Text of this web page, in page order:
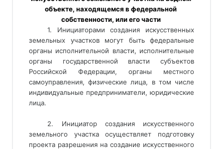
объекте, находящемся в федеральной
собственности, или его части
1. Инициаторами создания искусственных
земельных участков могут быть федеральные
органы исполнительной власти, исполнительные
органы государственной власти субъектов
Российской Федерации, органы местного
самоуправления, физические лица, в том числе
индивидуальные предприниматели, юридические
лица.
2. Инициатор создания искусственного
земельного участка осуществляет подготовку
проекта разрешения на создание искусственного